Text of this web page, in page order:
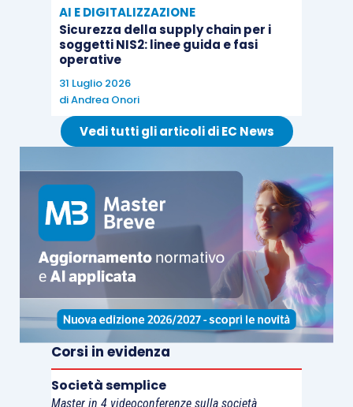
che, pur non essendo possessori diretti degli
investimenti esteri e delle attivita’ estere di
natura finanziaria, si possano considerare
effettivi degli investimenti.
Il tema verrà analizzato suEuroconference NEWS
daEnnio Vialnel numero digiovedì
12
settembre.
AI E DIGITALIZZAZIONE
Sicurezza della supply chain per i
soggetti NIS2: linee guida e fasi
operative
31 Luglio 2026
diAndrea Onori
Vedi tutti gli articoli di EC News
Corsi in evidenza
Società semplice
Master in 4 videoconferenze sulla società